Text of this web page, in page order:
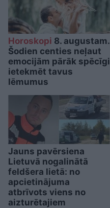
Horoskopi 8. augustam.
Šodien centies neļaut
emocijām pārāk spēcīgi
ietekmēt tavus
lēmumus
Jauns pavērsiena
Lietuvā nogalinātā
feldšera lietā: no
apcietinājuma
atbrīvots viens no
aizturētajiem